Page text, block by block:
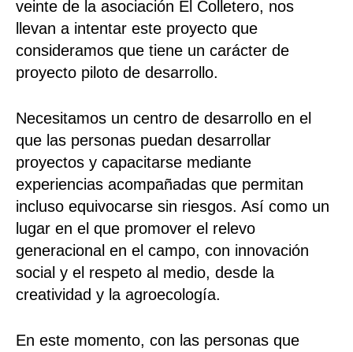
veinte de la asociación El Colletero, nos
llevan a intentar este proyecto que
consideramos que tiene un carácter de
proyecto piloto de desarrollo.
Necesitamos un centro de desarrollo en el
que las personas puedan desarrollar
proyectos y capacitarse mediante
experiencias acompañadas que permitan
incluso equivocarse sin riesgos. Así como un
lugar en el que promover el relevo
generacional en el campo, con innovación
social y el respeto al medio, desde la
creatividad y la agroecología.
En este momento, con las personas que